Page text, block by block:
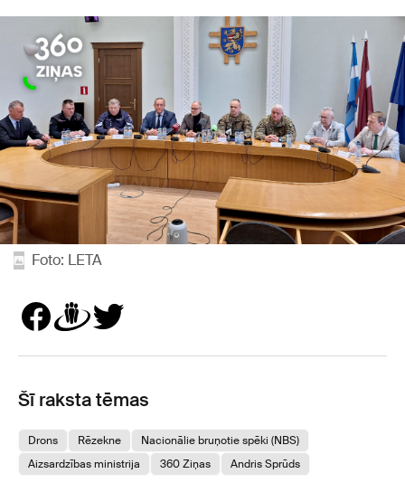
Foto: LETA
Šī raksta tēmas
Drons Rēzekne
Nacionālie bruņotie spēki (NBS)
Aizsardzības ministrija
360 Ziņas Andris Sprūds